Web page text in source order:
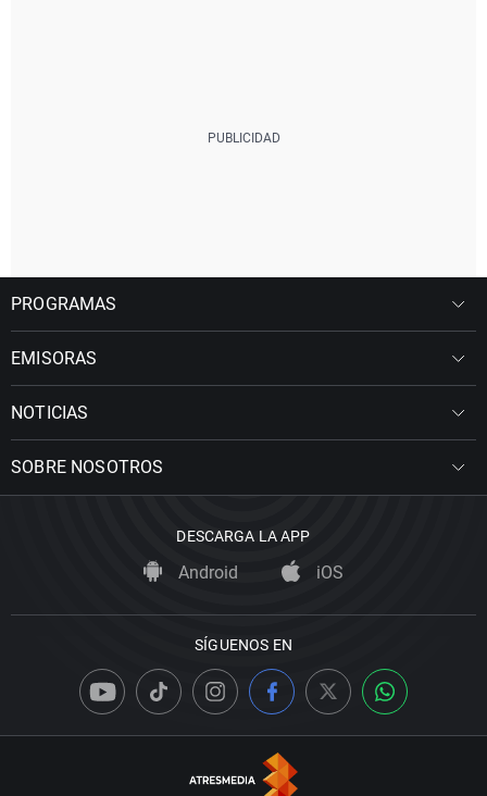
PROGRAMAS
EMISORAS
NOTICIAS
SOBRE NOSOTROS
DESCARGA LA APP
Android iOS
SÍGUENOS EN